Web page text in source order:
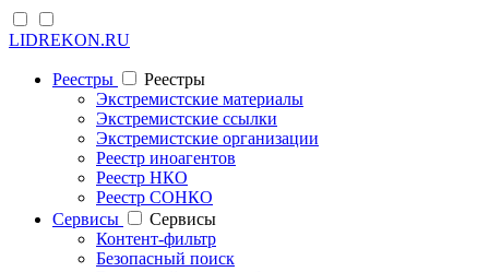
LIDREKON.RU
Реестры
Реестры
Экстремистские материалы
Экстремистские ссылки
Экстремистские организации
Реестр иноагентов
Реестр НКО
Реестр СОНКО
Cервисы
Cервисы
Контент-фильтр
Безопасный поиск